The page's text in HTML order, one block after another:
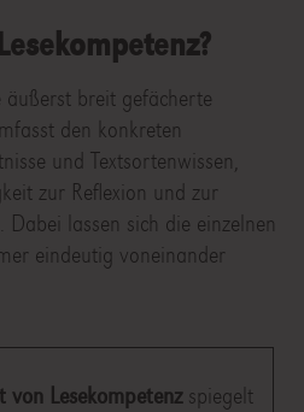
äußerst breit gefächerte
den konkreten
und Textsortenwissen,
zur Reflexion und zur
lassen sich die einzelnen
eindeutig voneinander
von Lesekompetenzspiegelt